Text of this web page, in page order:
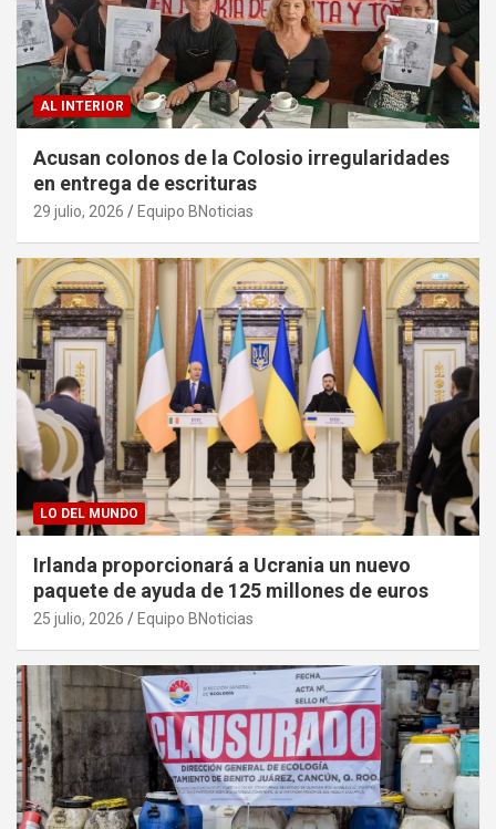
AL INTERIOR
Acusan colonos de la Colosio irregularidades
en entrega de escrituras
29 julio, 2026 Equipo BNoticias
LO DEL MUNDO
Irlanda proporcionará a Ucrania un nuevo
paquete de ayuda de 125 millones de euros
25 julio, 2026 Equipo BNoticias